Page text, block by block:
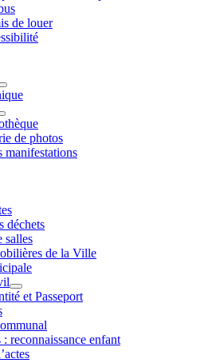
de louer
de photos
manifestations
déchets
salles
de la Ville
et Passeport
reconnaissance enfant